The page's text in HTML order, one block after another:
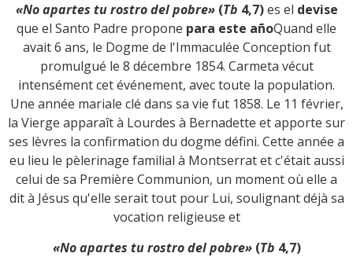
«No apartes tu rostro del pobre» (Tb 4,7) es el devise
que el Santo Padre propone para este añoQuand elle
avait 6 ans, le Dogme de l'Immaculée Conception fut
promulgué le 8 décembre 1854. Carmeta vécut
intensément cet événement, avec toute la population.
Une année mariale clé dans sa vie fut 1858. Le 11 février,
la Vierge apparaît à Lourdes à Bernadette et apporte sur
ses lèvres la confirmation du dogme défini. Cette année a
eu lieu le pèlerinage familial à Montserrat et c'était aussi
celui de sa Première Communion, un moment où elle a
dit à Jésus qu'elle serait tout pour Lui, soulignant déjà sa
vocation religieuse et
«No apartes tu rostro del pobre» (Tb 4,7)